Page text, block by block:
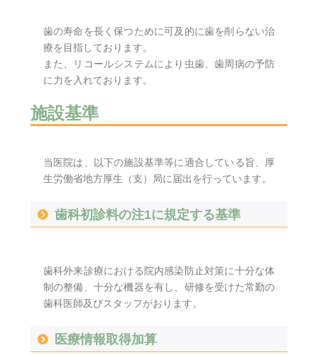
歯の寿命を長く保つために可及的に歯を削らない治
療を目指しております。
また、リコールシステムにより虫歯、歯周病の予防
に力を入れております。
施設基準
当医院は、以下の施設基準等に適合している旨、厚
生労働省地方厚生（支）局に届出を行っています。
歯科初診料の注1に規定する基準
歯科外来診療における院内感染防止対策に十分な体
制の整備、十分な機器を有し、研修を受けた常勤の
歯科医師及びスタッフがおります。
医療情報取得加算